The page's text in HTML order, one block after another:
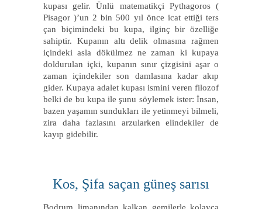
kupası gelir. Ünlü matematikçi Pythagoros (
Pisagor )’un 2 bin 500 yıl önce icat ettiği ters
çan biçimindeki bu kupa, ilginç bir özelliğe
sahiptir. Kupanın altı delik olmasına rağmen
içindeki asla dökülmez ne zaman ki kupaya
doldurulan içki, kupanın sınır çizgisini aşar o
zaman içindekiler son damlasına kadar akıp
gider. Kupaya adalet kupası ismini veren filozof
belki de bu kupa ile şunu söylemek ister: İnsan,
bazen yaşamın sundukları ile yetinmeyi bilmeli,
zira daha fazlasını arzularken elindekiler de
kayıp gidebilir.
Kos, Şifa saçan güneş sarısı